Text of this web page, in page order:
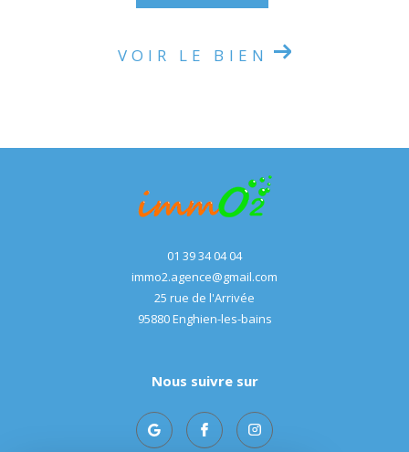
VOIR LE BIEN
01 39 34 04 04
immo2.agence@gmail.com
25 rue de l'Arrivée
95880 enghien-les-bains
Nous suivre sur